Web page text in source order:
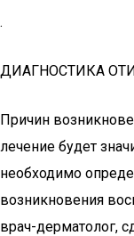
.
ДИАГНОСТИКА
Причин
лечение будет
необходимо
возникновения
врач-дерматолог,